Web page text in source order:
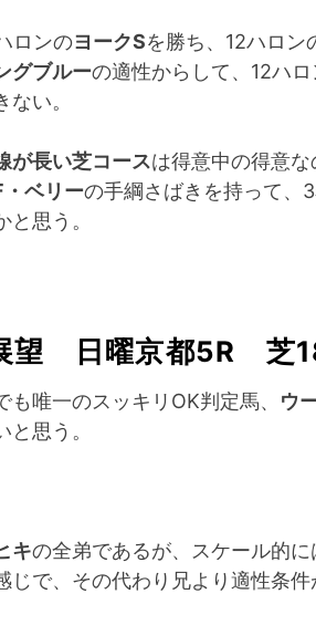
ロンのヨークSを勝ち、12ハロン
グブルーの適性からして、12ハ
ない。
が長い芝コースは得意中の得意
・ベリーの手綱さばきを持って、
と思う。
望 日曜京都5R 芝
も唯一のスッキリOK判定馬、 ウ
と思う。
キの全弟であるが、スケール的
じで、その代わり兄より適性条